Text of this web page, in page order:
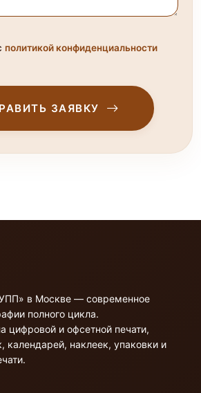
политикой конфиденциальности
ЗАЯВКУ
в Москве — современное
полного цикла.
цифровой и офсетной печати,
календарей, наклеек, упаковки и